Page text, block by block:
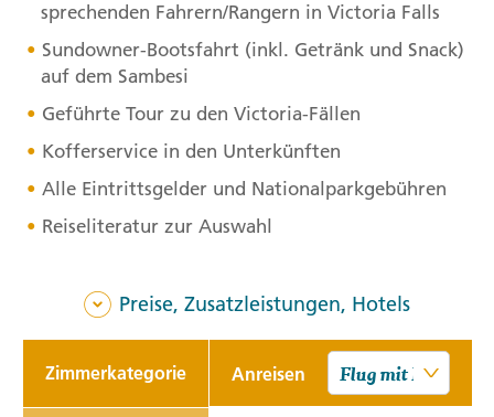
sprechenden Fahrern/Rangern in Victoria Falls
Sundowner-Bootsfahrt (inkl. Getränk und Snack)
auf dem Sambesi
Geführte Tour zu den Victoria-Fällen
Kofferservice in den Unterkünften
Alle Eintrittsgelder und Nationalparkgebühren
Reiseliteratur zur Auswahl
Preise, Zusatzleistungen, Hotels
Zimmerkategorie Anreisen